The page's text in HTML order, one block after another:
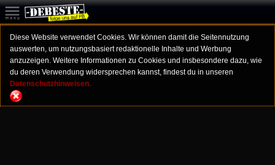
Diese Website verwendet Cookies. Wir können damit die Seitennutzung
auswerten, um nutzungsbasiert redaktionelle Inhalte und Werbung
anzuzeigen. Weitere Informationen zu Cookies und insbesondere dazu, wie
du deren Verwendung widersprechen kannst, findest du in unseren
Datenschutzhinweisen.